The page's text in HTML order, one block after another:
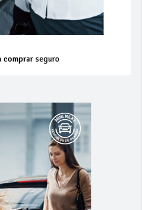
comprar seguro